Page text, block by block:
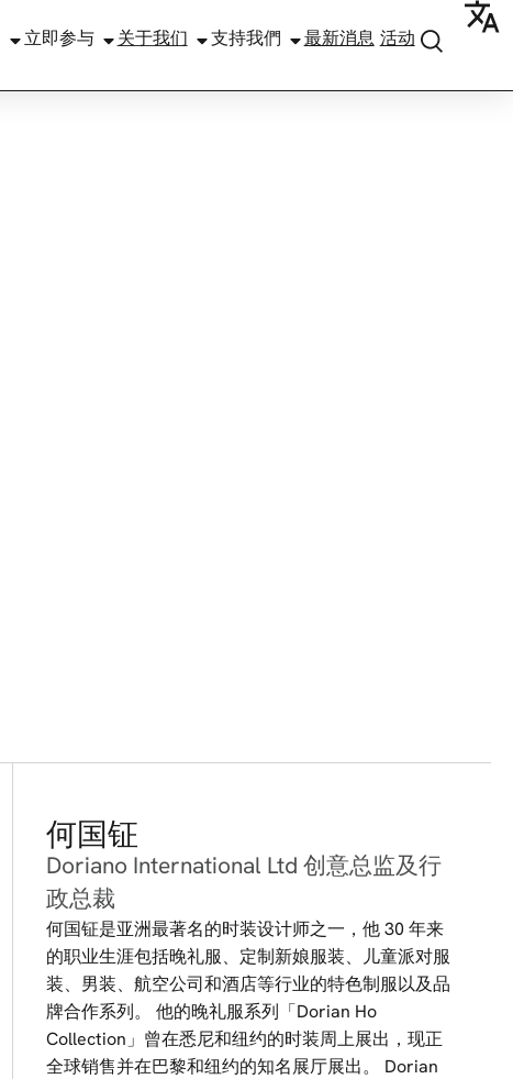
立即参与 关于我们 支持我們 最新消息 活动
何国钲
Doriano International Ltd 创意总监及行
政总裁
何国钲是亚洲最著名的时装设计师之一，他 30 年来
的职业生涯包括晚礼服、定制新娘服装、儿童派对服
装、男装、航空公司和酒店等行业的特色制服以及品
牌合作系列。 他的晚礼服系列「Dorian Ho
Collection」曾在悉尼和纽约的时装周上展出，现正
全球销售并在巴黎和纽约的知名展厅展出。 Dorian